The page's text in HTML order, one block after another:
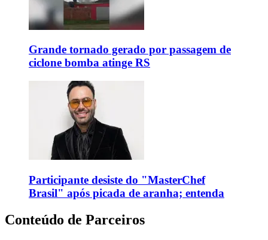
Grande tornado gerado por passagem de
ciclone bomba atinge RS
Participante desiste do "MasterChef
Brasil" após picada de aranha; entenda
Conteúdo de Parceiros